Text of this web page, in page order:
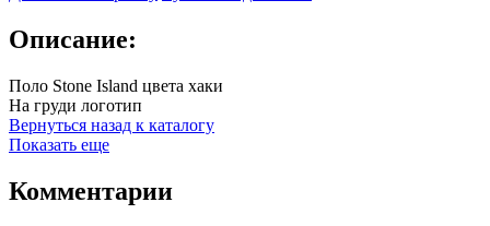
Описание:
Поло Stone Island цвета хаки
На груди логотип
Вернуться назад к каталогу
Показать еще
Комментарии